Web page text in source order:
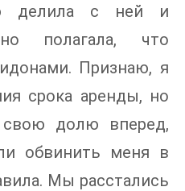
делила с ней и
полагала, что
Признаю, я
срока аренды, но
свою долю вперед,
обвинить меня в
Мы расстались